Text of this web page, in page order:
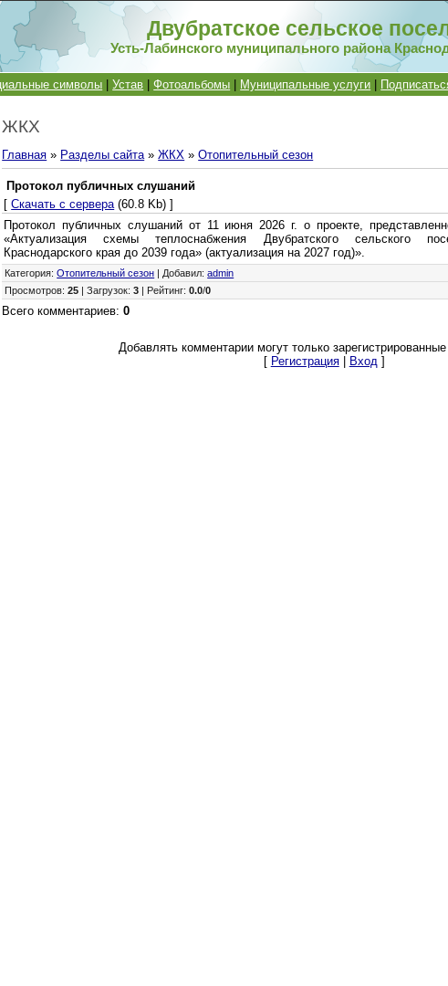
Двубратское сельское
Усть-Лабинского муниципального района
символы |Устав |Фотоальбомы Муниципальные услуги
ЖКХ
Главная » Разделы сайта»ЖКХ »Отопительный сезон
Протокол публичных слушаний
[Скачать с сервера(60.8 Kb) ]
Протокол публичных слушаний от 11 июня 2026 г. о проекте,
«Актуализация схемы теплоснабжения Двубратского сельского
Краснодарского края до 2039 года» (актуализация на 2027 год)».
Категория:Отопительный сезон Добавил:admin
Просмотров:25 |Загрузок:3 Рейтинг:0.0/0
Всего комментариев:0
Добавлять комментарии могут только
[ Регистрация| Вход]